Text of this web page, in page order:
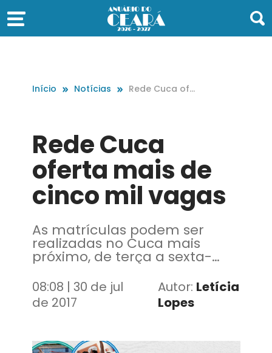
Início Notícias
Rede Cuca ofe
Rede Cuca
oferta mais de
cinco mil vagas
As matrículas podem ser
realizadas no Cuca mais
próximo, de terça a sexta-
feira, das 8 horas às 20 horas,
e sábado, de 8 horas às 17
horas
08:08 | 30 de jul
de 2017
Autor: Letícia
Lopes